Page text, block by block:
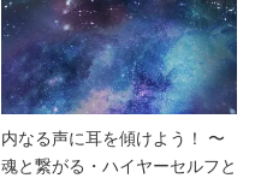
内なる声に耳を傾けよう！ 〜
魂と繋がる・ハイヤーセルフと